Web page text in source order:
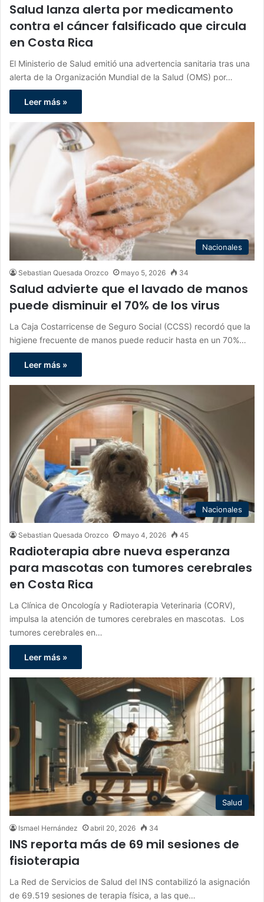
Salud lanza alerta por medicamento
contra el cáncer falsificado que circula
en Costa Rica
El Ministerio de Salud emitió una advertencia sanitaria tras una
alerta de la Organización Mundial de la Salud (OMS) por…
Leer más »
Nacionales
Sebastian Quesada Orozco mayo 5, 2026 34
Salud advierte que el lavado de manos
puede disminuir el 70% de los virus
La Caja Costarricense de Seguro Social (CCSS) recordó que la
higiene frecuente de manos puede reducir hasta en un 70%…
Leer más »
Nacionales
Sebastian Quesada Orozco mayo 4, 2026 45
Radioterapia abre nueva esperanza
para mascotas con tumores cerebrales
en Costa Rica
La Clínica de Oncología y Radioterapia Veterinaria (CORV),
impulsa la atención de tumores cerebrales en mascotas. Los
tumores cerebrales en…
Leer más »
Salud
Ismael Hernández abril 20, 2026 34
INS reporta más de 69 mil sesiones de
fisioterapia
La Red de Servicios de Salud del INS contabilizó la asignación
de 69.519 sesiones de terapia física, a las que…